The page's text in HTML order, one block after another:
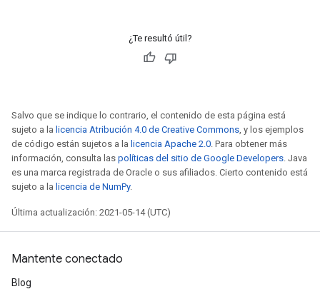
¿Te resultó útil?
Salvo que se indique lo contrario, el contenido de esta página está
sujeto a la licencia Atribución 4.0 de Creative Commons, y los ejemplos
de código están sujetos a la licencia Apache 2.0. Para obtener más
información, consulta las políticas del sitio de Google Developers. Java
es una marca registrada de Oracle o sus afiliados. Cierto contenido está
sujeto a la licencia de NumPy.
Última actualización: 2021-05-14 (UTC)
Mantente conectado
Blog